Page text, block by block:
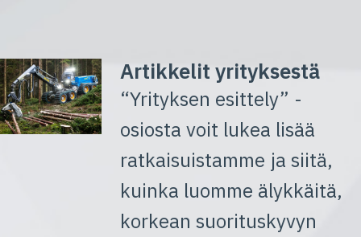
Artikkelit yrityksestä
“Yrityksen esittely” -
osiosta voit lukea lisää
ratkaisuistamme ja siitä,
kuinka luomme älykkäitä,
korkean suorituskyvyn